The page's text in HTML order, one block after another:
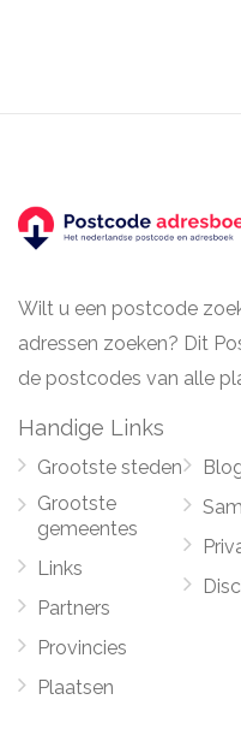
Wilt u een postcode
adressen zoeken? Dit
de postcodes van alle
Handige Links
Grootste steden
Grootste
gemeentes
Links
Partners
Provincies
Plaatsen